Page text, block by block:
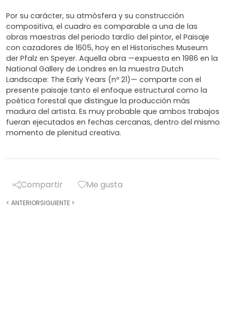
Por su carácter, su atmósfera y su construcción
compositiva, el cuadro es comparable a una de las
obras maestras del periodo tardío del pintor, el Paisaje
con cazadores de 1605, hoy en el Historisches Museum
der Pfalz en Speyer. Aquella obra —expuesta en 1986 en la
National Gallery de Londres en la muestra Dutch
Landscape: The Early Years (nº 21)— comparte con el
presente paisaje tanto el enfoque estructural como la
poética forestal que distingue la producción más
madura del artista. Es muy probable que ambos trabajos
fueran ejecutados en fechas cercanas, dentro del mismo
momento de plenitud creativa.
Compartir Me gusta
< ANTERIORSIGUIENTE >